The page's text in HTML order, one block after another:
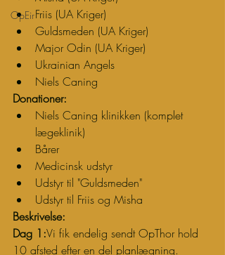
OpEirFriis (UA Kriger)
Guldsmeden (UA Kriger)
Major Odin (UA Kriger)
Ukrainian Angels
Niels Caning
Donationer:
Niels Caning klinikken (komplet
lægeklinik)
Bårer
Medicinsk udstyr
Udstyr til "Guldsmeden"
Udstyr til Friis og Misha
Beskrivelse:
Dag 1:Vi fik endelig sendt OpThor hold
10 afsted efter en del planlægning.